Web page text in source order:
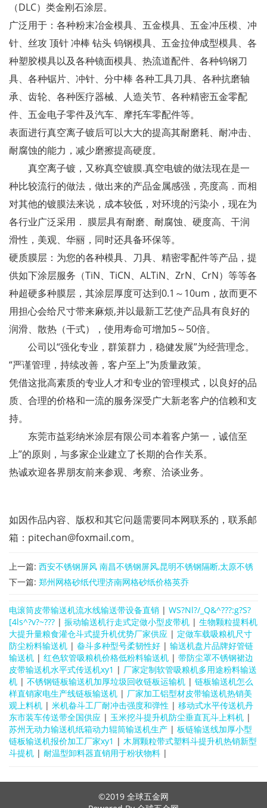
（DLC）类金刚石涂层。
广泛用于：各种粉末冶金模具、五金模具、五金冲压模、冲
针、丝攻 顶针 冲棒 钻头 钨钢模具、五金拉伸成型模具、各
种塑胶模具以及各种镜面模具、热流道配件、各种钨钢刀
具、各种锯片、冲针、分中棒 各种工具刀具、各种抗磨轴
承、齿轮、各种医疗器械、人造关节、各种精密五金零配
件、五金电子零件及汽车、摩托车零配件等。
表面进行真空离子镀后可以大大的提高其耐磨耗、耐冲击、
耐腐蚀的能力，减少磨擦提高硬度。
真空离子镀，又称真空镀膜.真空电镀的做法现在是一
种比较流行的做法，做出来的产品金属感强，亮度高．而相
对其他的镀膜法来说，成本较低，对环境的污染小，现在为
各行业广泛采用． 膜层具有耐磨、耐腐蚀、硬度高、干润
滑性，美观、华丽，同时还具备环保等。
硬质膜层：为您的各种模具、刀具、精密零配件等产品，提
供如下涂层服务（TiN、TiCN、ALTiN、ZrN、CrN）等等各
种超硬多种膜层，其涂层厚度可达到0.1～10um，故而更不
用担心会给尺寸带来麻烦,并以最新工艺使产品具有良好的
润滑、散热（干式），使用寿命可增加5～50倍。
公司以“强化专业，群策群力，稳健发展”为经营理念。
“严谨管理，持续改善，客户至上”为质量政策。
凭借这批高素质的专业人才和专业的管理模式，以良好的品
质、合理的价格和一流的服务深受广大新老客户的信赖和支
持。
东莞市益彩纳米涂层有限公司本着客户第一，诚信至
上”的原则，与多家企业建立了长期的合作关系。
热诚欢迎各界朋友前来参观、考察、洽谈业务。
如因作品内容、版权和其它问题需要同本网联系的，联系邮
箱：pitechan@foxmail.com。
上一篇: 西安不锈钢屏风 南昌不锈钢屏风,昆明不锈钢隔断,太原不锈
钢屏风花格隔断
下一篇: 郑州网格砂纸代理济南网格砂纸价格英乔
电滚筒皮带输送机流水线输送带设备直销 | WS?Nl?/_Q&^???:g?S?
[4ls^?v?~??? | 振动输送机行走式定做小型皮带机 | 生物颗粒提料机
大提升量粮食灌仓斗式提升机优势厂家供应 | 定做车载吸粮机尺寸
防尘粉料输送机 | 畚斗多种型号柔韧性好 | 输送机盘片品牌好管链
输送机 | 红色软管吸粮机价格低粉料输送机 | 带防尘罩不锈钢裙边
皮带输送机水平式传送机xy1 | 厂家定制软管吸粮机多用途粉料输送
机 | 不锈钢链板输送机加厚垃圾回收链板运输机 | 链板输送机怎么
样直销家电生产线链板输送机 | 厂家加工铝型材皮带输送机热销美
观上料机 | 米机畚斗工厂耐冲击强度和弹性 | 移动式水平传送机丹
东市装车传送带全国供应 | 玉米挖斗提升机防尘垂直瓦斗上料机 |
苏州无动力输送机纸箱动力辊筒输送机生产 | 板链输送线加厚小型
链板输送机报价加工厂家xy1 | 木屑颗粒带式塑料斗提升机热销新型
斗提机 | 耐温型卸料器直销用于粉状物料 |
©2019 全球五金网